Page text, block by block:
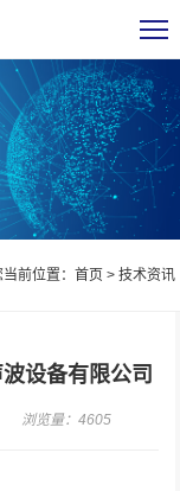
前位置： 首页> 技术资讯
设备有限公司
浏览量：4605